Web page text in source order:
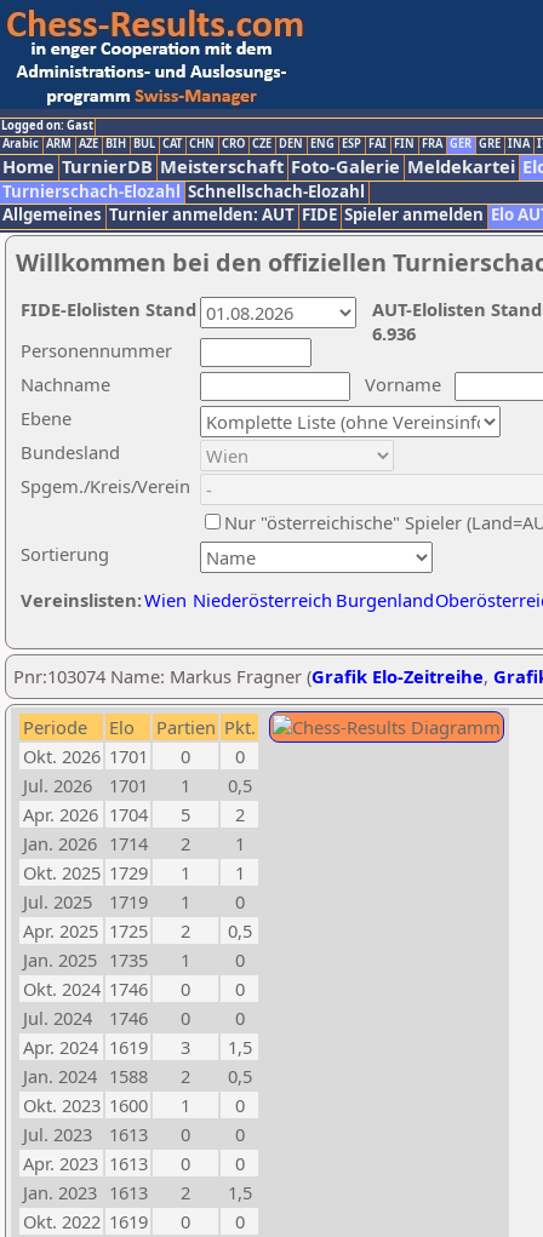
Logged on: Gast
Arabic ARM AZE BIH BUL CAT CHN CRO CZE DEN ENG ESP FAI FIN FRA GER GRE INA
Home TurnierDB Meisterschaft Foto-Galerie Meldekartei
Turnierschach-Elozahl Schnellschach-Elozahl
Allgemeines Turnier anmelden: AUT FIDE Spieler anmelden Elo
Willkommen bei den offiziellen
Nachname
Vorname
Ebene
Sortierung
Personennummer
Bundesland
Spgem./Kreis/Verein
Nur "österreichische" Spieler
Vereinslisten:Wien Niederösterreich Burgenland
AUT-Elolisten
6.936
FIDE-Elolisten Stand
Pnr:103074 Name: Markus Fragner (Grafik Elo-Zeitreihe,
Periode Elo Partien Pkt.
Okt. 2026 1701 0
0
Jul. 2026
1701 1
0,5
Apr. 2026 1704 5
2
Jan. 2026 1714 2
1
Okt. 2025 1729 1
1
Jul. 2025
1719 1
0
Apr. 2025 1725 2
0,5
Jan. 2025 1735 1
0
Okt. 2024 1746 0
0
Jul. 2024
1746 0
0
Apr. 2024 1619 3
1,5
Jan. 2024 1588 2
0,5
Okt. 2023 1600 1
0
Jul. 2023
1613 0
0
Apr. 2023 1613 0
0
Jan. 2023 1613 2
1,5
Okt. 2022 1619 0
0